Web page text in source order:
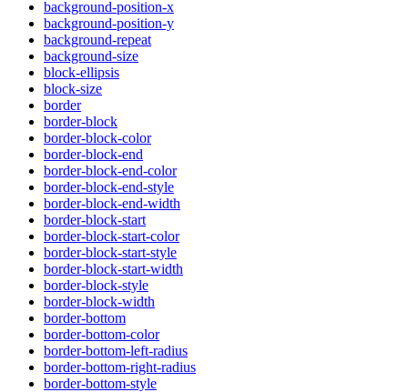
background-position-x
background-position-y
background-repeat
background-size
block-ellipsis
block-size
border
border-block
border-block-color
border-block-end
border-block-end-color
border-block-end-style
border-block-end-width
border-block-start
border-block-start-color
border-block-start-style
border-block-start-width
border-block-style
border-block-width
border-bottom
border-bottom-color
border-bottom-left-radius
border-bottom-right-radius
border-bottom-style